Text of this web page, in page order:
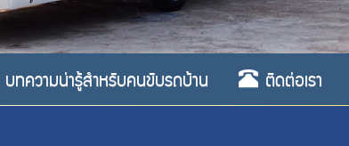
บทความน่ารู้สำหรับคนขับรถบ้าน ติดต่อเรา